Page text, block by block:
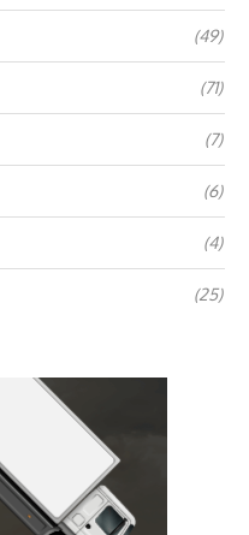
(49)
(71)
(7)
(6)
(4)
(25)